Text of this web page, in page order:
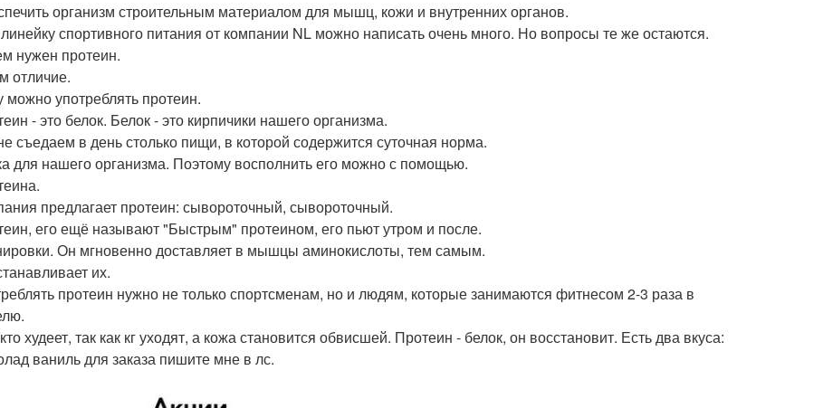
организм строительным материалом для мышц, кожи и внутренних органов.
спортивного питания от компании NL можно написать очень много. Но вопросы те же остаются.
нужен протеин.
отличие.
можно употреблять протеин.
- это белок. Белок - это кирпичики нашего организма.
съедаем в день столько пищи, в которой содержится суточная норма.
для нашего организма. Поэтому восполнить его можно с помощью.
предлагает протеин: сывороточный, сывороточный.
его ещё называют "Быстрым" протеином, его пьют утром и после.
Он мгновенно доставляет в мышцы аминокислоты, тем самым.
их.
протеин нужно не только спортсменам, но и людям, которые занимаются фитнесом 2-3 раза в
худеет, так как кг уходят, а кожа становится обвисшей. Протеин - белок, он восстановит. Есть два вкуса:
ваниль для заказа пишите мне в лс.